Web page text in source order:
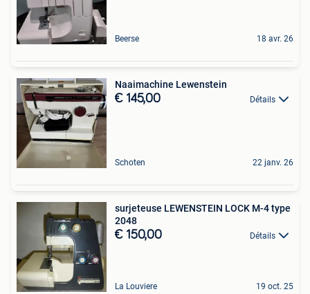
Beerse 18 avr. 26
Naaimachine Lewenstein
€ 145,00 Détails
Schoten 22 janv. 26
surjeteuse LEWENSTEIN LOCK M-4 type
2048
€ 150,00 Détails
La Louviere 19 oct. 25